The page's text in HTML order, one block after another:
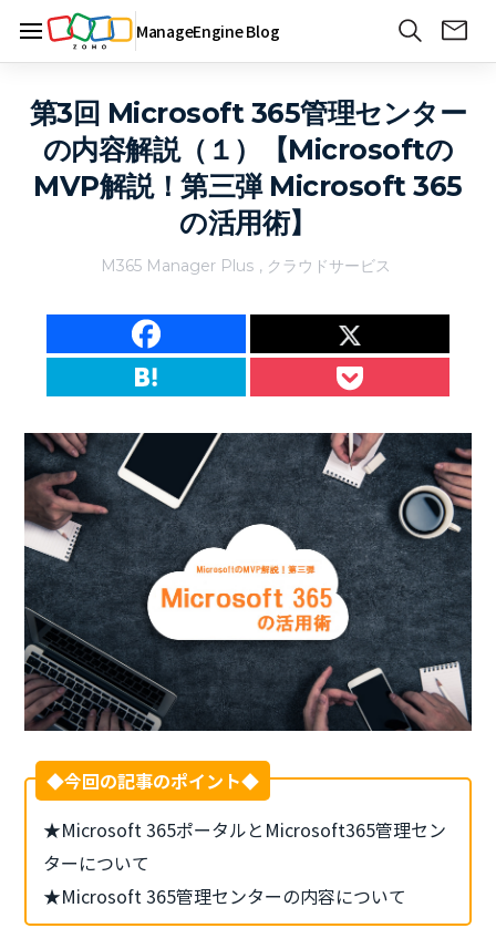
ManageEngine Blog
第3回 Microsoft 365管理センター
の内容解説（１）【Microsoftの
MVP解説！第三弾 Microsoft 365
の活用術】
M365 Manager Plus , クラウドサービス
◆今回の記事のポイント◆
★Microsoft 365ポータルとMicrosoft365管理セン
ターについて
★Microsoft 365管理センターの内容について